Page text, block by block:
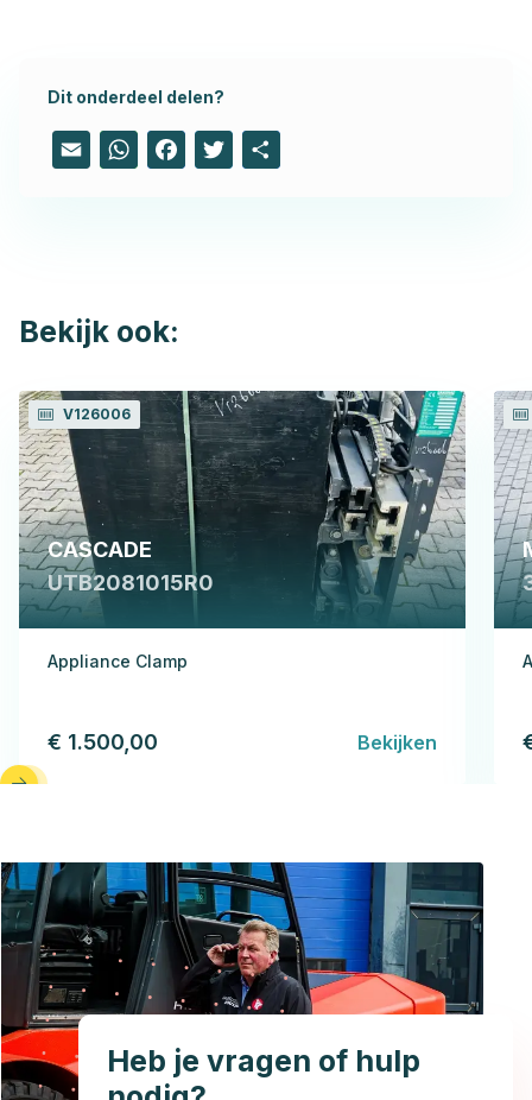
Dit onderdeel delen?
Email WhatsAppFacebook
Twitter
Bekijk ook:
V126006
CASCADE
UTB2081015R0
Appliance Clamp
€ 1.500,00 Bekijken
Heb je vragen of hulp